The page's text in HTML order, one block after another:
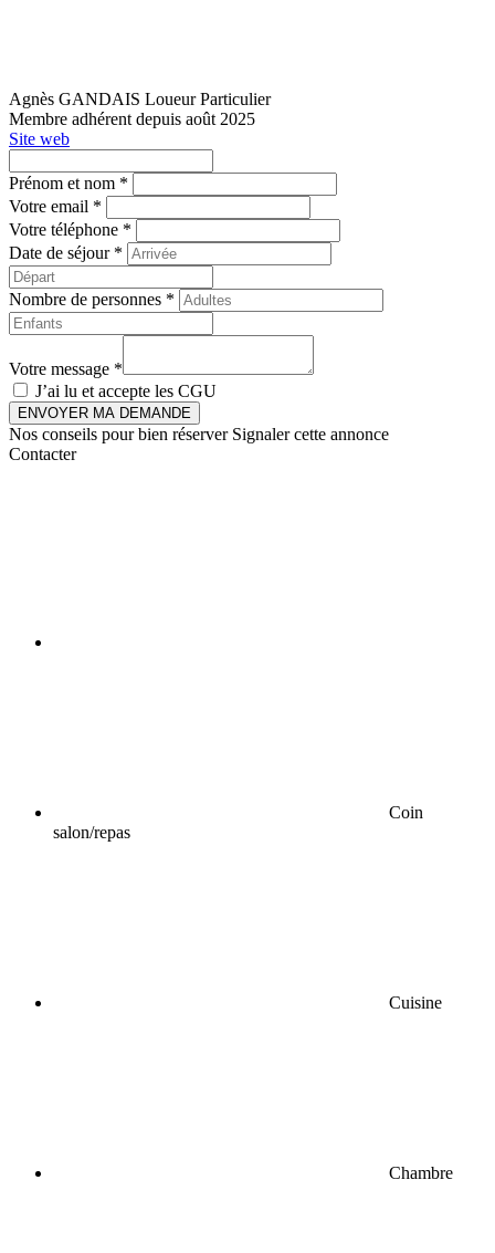
Agnès GANDAIS Loueur Particulier
Membre adhérent depuis août 2025
Site web
Prénom et nom *
Votre email *
Votre téléphone *
Date de séjour *
Nombre de personnes *
Votre message *
J’ai lu et accepte les CGU
ENVOYER MA DEMANDE
Nos conseils pour bien réserver Signaler cette annonce
Contacter
Coin
salon/repas
Cuisine
Chambre